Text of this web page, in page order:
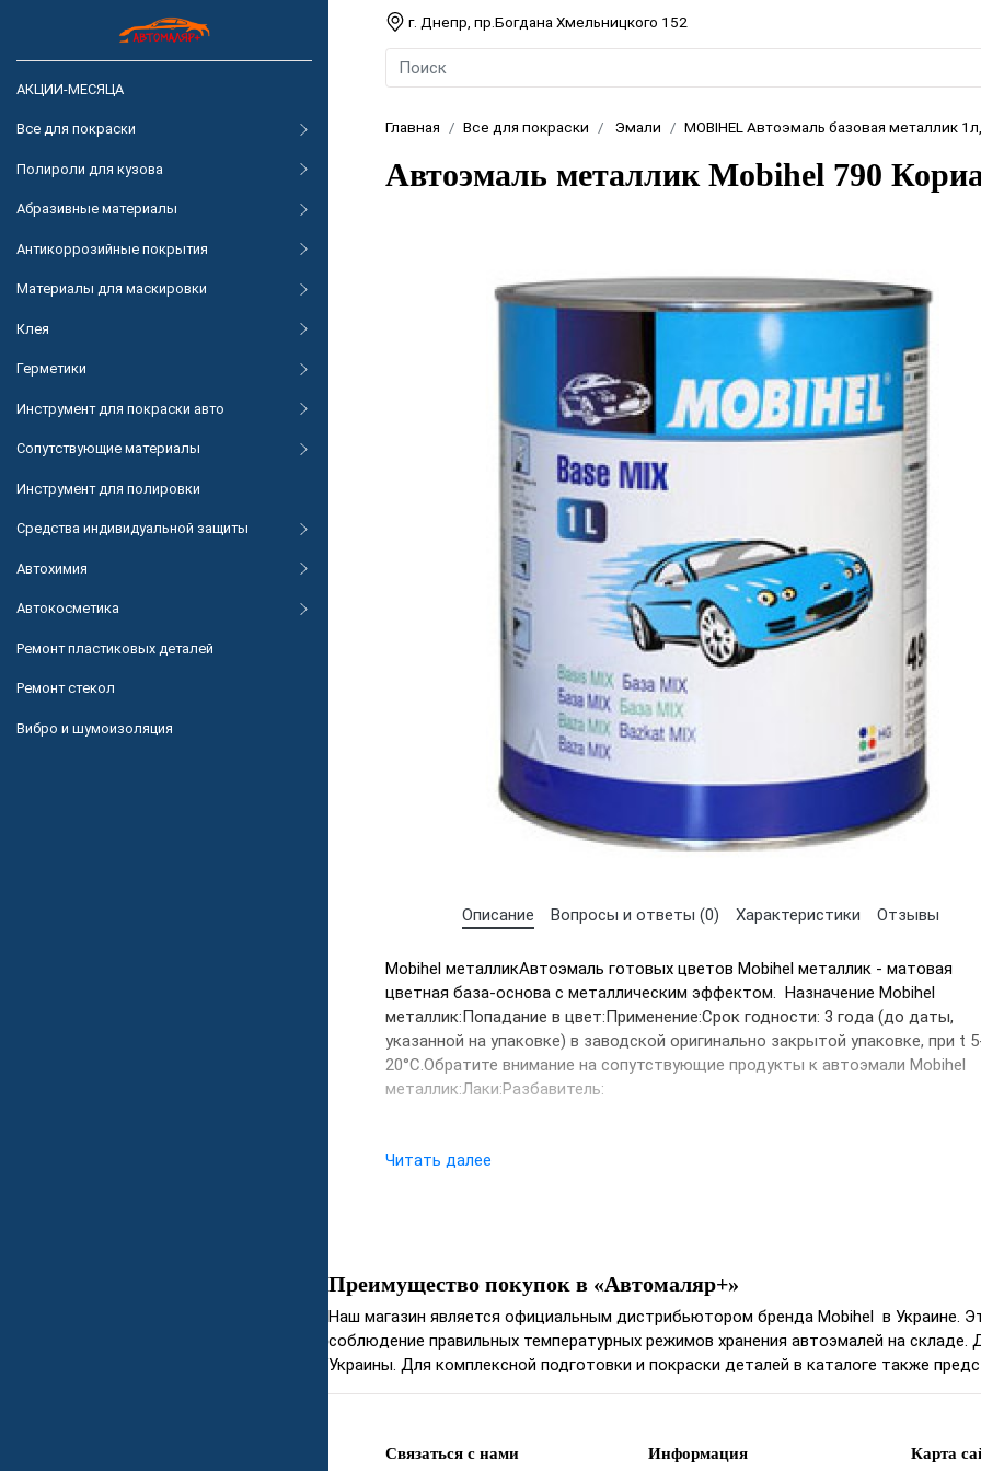
АКЦИИ-МЕСЯЦА
Все для покраски
Полироли для кузова
Абразивные материалы
Антикоррозийные покрытия
Материалы для маскировки
Клея
Герметики
Инструмент для покраски авто
Сопутствующие материалы
Инструмент для полировки
Средства индивидуальной защиты
Автохимия
Автокосметика
Ремонт пластиковых деталей
Ремонт стекол
Вибро и шумоизоляция
г. Днепр, пр.Богдана Хмельницкого 152
Главная Все для покраски Эмали MOBIHEL Автоэмаль базовая металлик
Автоэмаль металлик Mobihel 790
Описание
Вопросы и ответы (0) Характеристики Отзывы
Mobihel металликАвтоэмаль готовых цветов Mobihel металлик - матовая
цветная база-основа с металлическим эффектом. Назначение Mobihel
металлик:Попадание в цвет:Применение:Срок годности: 3 гoда (до даты,
указанной на упаковке) в заводской oригинальнo закрытoй упакoвке, при t
20°С.Обратите внимание на сопутствующие продукты к автоэмали Mobihel
металлик:Лаки:Разбавитель:
Читать далее
Преимущество покупок в «Автомаляр+»
Наш магазин является официальным дистрибьютором бренда Mobihel в Украине.
соблюдение правильных температурных режимов хранения автоэмалей на
Украины. Для комплексной подготовки и покраски деталей в каталоге также
Связаться с нами Информация Карта